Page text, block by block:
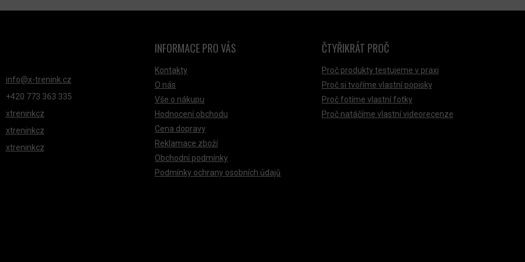
info@x-trenink.cz
+420 ‭773 363 335
xtreninkcz
xtreninkcz
xtreninkcz
INFORMACE PRO VÁS
Kontakty
O nás
Vše o nákupu
Hodnocení obchodu
Cena dopravy
Reklamace zboží
Obchodní podmínky
Podmínky ochrany osobních údajů
ČTYŘIKRÁT PROČ
Proč produkty testujeme v praxi
Proč si tvoříme vlastní popisky
Proč fotíme vlastní fotky
Proč natáčíme vlastní videorecenze